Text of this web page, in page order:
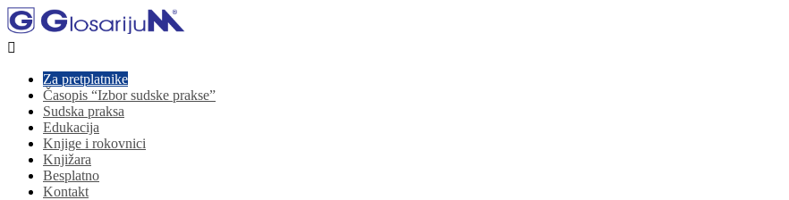

Za pretplatnike
Časopis “Izbor sudske prakse”
Sudska praksa
Edukacija
Knjige i rokovnici
Knjižara
Besplatno
Kontakt